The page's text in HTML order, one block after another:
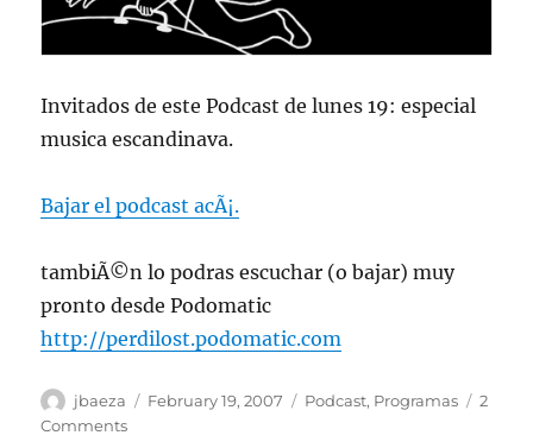
Invitados de este Podcast de lunes 19: especial
musica escandinava.
Bajar el podcast acÃ¡.
tambiÃ©n lo podras escuchar (o bajar) muy
pronto desde Podomatic
http://perdilost.podomatic.com
Author
jbaeza
Posted
February 19, 2007 Categories
Podcast, Programas
2
Commentson